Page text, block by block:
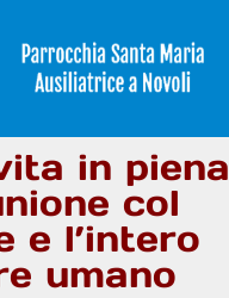
in piena
col
e l’intero
umano